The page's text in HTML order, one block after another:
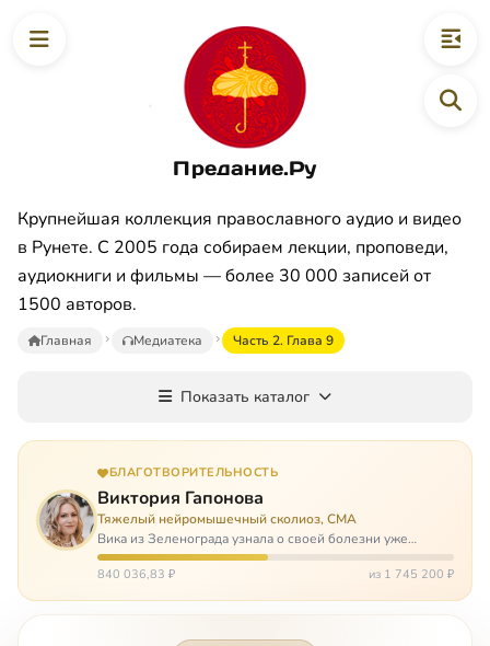
Предание.Ру
Крупнейшая коллекция православного аудио и видео
в Рунете. С 2005 года собираем лекции, проповеди,
аудиокниги и фильмы — более 30 000 записей от
1500 авторов.
Главная Медиатека Часть 2. Глава 9
Показать каталог
БЛАГОТВОРИТЕЛЬНОСТЬ
Виктория Гапонова
Тяжелый нейромышечный сколиоз, СМА
Вика из Зеленограда узнала о своей болезни уже
будучи в сознательном возрасте. Ей пришлось
привыкать к инвалидной коляске и сильнейшему
840 036,83 ₽ из 1 745 200 ₽